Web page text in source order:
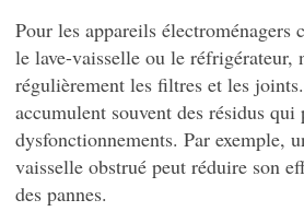
Pour les appareils électroménagers
le lave-vaisselle ou le réfrigérateur,
régulièrement les filtres et les
accumulent souvent des résidus qui
dysfonctionnements. Par exemple,
vaisselle obstrué peut réduire son
des pannes.